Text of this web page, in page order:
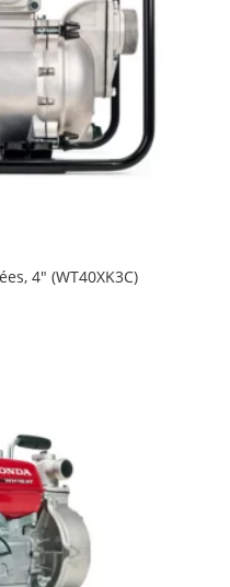
4″ (WT40XK3C)